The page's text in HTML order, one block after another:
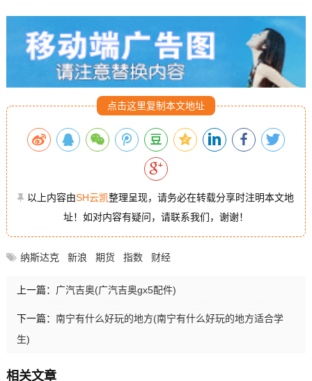
点击这里复制本文地址
以上内容由SH云凯整理呈现，请务必在转载分享时注明本文地
址！如对内容有疑问，请联系我们，谢谢！
纳斯达克 新浪 期货 指数 财经
上一篇： 广汽吉奥(广汽吉奥gx5配件)
下一篇： 南宁有什么好玩的地方(南宁有什么好玩的地方适合学
生)
相关文章